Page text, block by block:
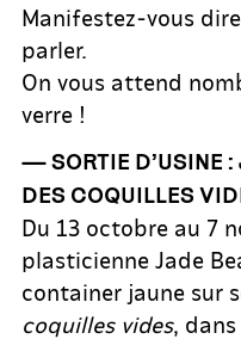
Manifestez-vous
parler.
On vous attend
verre !
— SORTIE D’USINE :
DES COQUILLES
Du 13 octobre au 7
plasticienne Jade
container jaune sur
coquilles vides,